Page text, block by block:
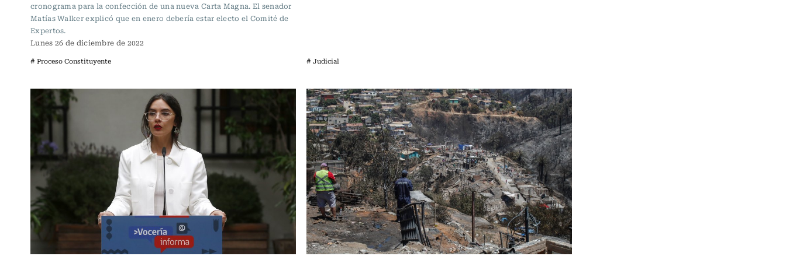
cronograma para la confección de una nueva Carta Magna. El senador
Matías Walker explicó que en enero debería estar electo el Comité de
Expertos.
Lunes 26 de diciembre de 2022
# Proceso Constituyente # Judicial